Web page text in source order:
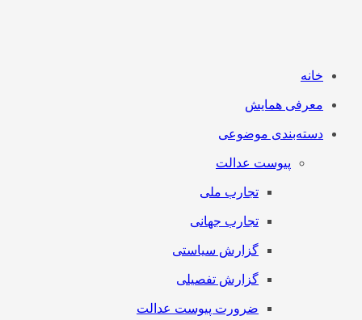
خانه
معرفی همایش
دسته‌بندی موضوعی
پیوست عدالت
تجارب ملی
تجارب جهانی
گزارش سیاستی
گزارش تفصیلی
ضرورت پیوست عدالت